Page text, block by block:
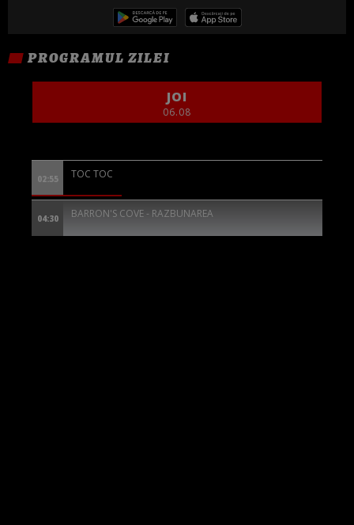
PROGRAMUL ZILEI
JOI
06.08
02:55 TOC TOC
04:30 BARRON'S COVE - RAZBUNAREA